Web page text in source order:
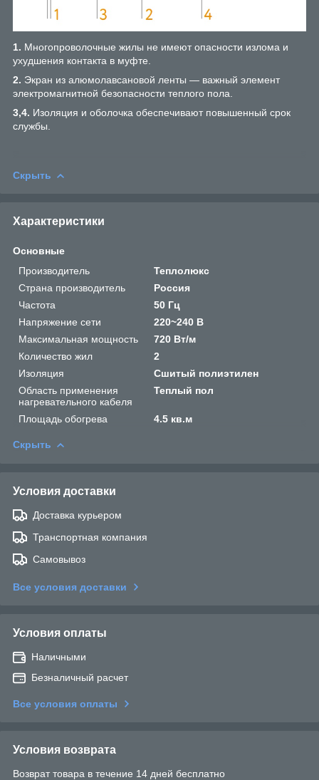
1. Многопроволочные жилы не имеют опасности излома и
ухудшения контакта в муфте.
2. Экран из алюмолавсановой ленты — важный элемент
электромагнитной безопасности теплого пола.
3,4. Изоляция и оболочка обеспечивают повышенный срок
службы.
Скрыть
Характеристики
Основные
Производитель
Теплолюкс
Страна производитель
Россия
Частота
50 Гц
Напряжение сети
220~240 В
Максимальная мощность
720 Вт/м
Количество жил
2
Изоляция
Сшитый полиэтилен
Область применения
нагревательного кабеля
Теплый пол
Площадь обогрева 4.5 кв.м
Скрыть
Условия доставки
Доставка курьером
Транспортная компания
Самовывоз
Все условия доставки
Условия оплаты
Наличными
Безналичный расчет
Все условия оплаты
Условия возврата
Возврат товара в течение 14 дней бесплатно